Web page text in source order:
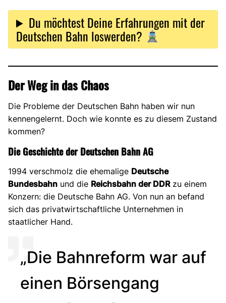
Du möchtest Deine Erfahrungen mit der
Deutschen Bahn loswerden?
Der Weg in das Chaos
Die Probleme der Deutschen Bahn haben wir nun
kennengelernt. Doch wie konnte es zu diesem Zustand
kommen?
Die Geschichte der Deutschen Bahn AG
1994 verschmolz die ehemalige Deutsche
Bundesbahn und die Reichsbahn der DDRzu einem
Konzern: die Deutsche Bahn AG. Von nun an befand
sich das privatwirtschaftliche Unternehmen in
staatlicher Hand.
„Die Bahnreform war auf
einen Börsengang